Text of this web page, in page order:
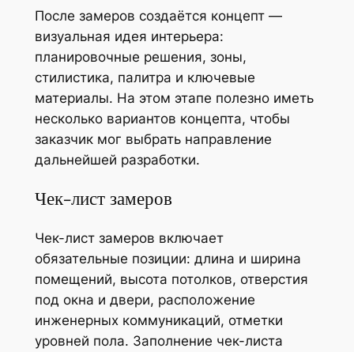
После замеров создаётся концепт —
визуальная идея интерьера:
планировочные решения, зоны,
стилистика, палитра и ключевые
материалы. На этом этапе полезно иметь
несколько вариантов концепта, чтобы
заказчик мог выбрать направление
дальнейшей разработки.
Чек-лист замеров
Чек-лист замеров включает
обязательные позиции: длина и ширина
помещений, высота потолков, отверстия
под окна и двери, расположение
инженерных коммуникаций, отметки
уровней пола. Заполнение чек-листа